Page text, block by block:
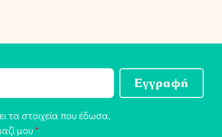
τα στοιχεία που έδωσα,
μου *
Εγγραφή